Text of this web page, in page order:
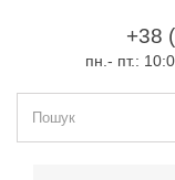
+38
пн.- пт.: